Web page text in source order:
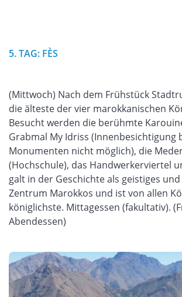
5. TAG: FÈS
(Mittwoch) Nach dem Frühstück
die älteste der vier marokkanischen
Besucht werden die berühmte
Grabmal My Idriss (Innenbesichtigung
Monumenten nicht möglich), die
(Hochschule), das Handwerkerviertel
galt in der Geschichte als geistiges
Zentrum Marokkos und ist von allen
königlichste. Mittagessen (fakultativ).
Abendessen)